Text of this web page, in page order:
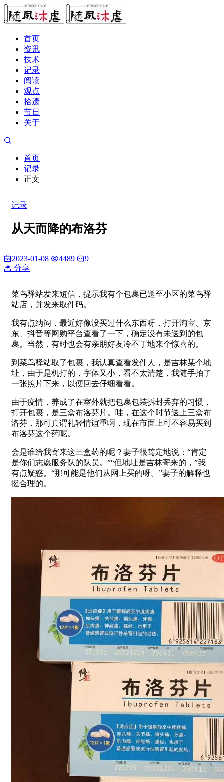
首页
资讯
技术
记录
阅读
观点
拾遗
节日
关于
首页
记录
正文
记录
从天而降的布洛芬
2023-01-08 4489
9
分享
菜鸟驿站发来短信，提示我有个包裹已送至小区的菜鸟驿
站店，并发来取件码。
我有点纳闷，最近好像没买过什么东西呀，打开淘宝、京
东、抖音等网购平台查看了一下，确定没有未送到的包
裹。当然，有时也会有亲朋好友冷不丁地来个惊喜的。
到菜鸟驿站取了包裹，我认真查看发件人，是吉林某个地
址，由于是机打的，字体又小，看不太清楚，我随手拍了
一张照片下来，以便回去仔细看看。
由于疫情，养成了在室外就把包裹包装拆封丢弃的习惯，
打开包裹，是三盒布洛芬片。哇，在这个时节送上三盒布
洛芬，那可真谓礼轻情谊重啊，现在市面上可不容易买到
布洛芬这个药呢。
会是谁给我寄来这三盒药的呢？妻子很笃定地说：“肯定
是你们志愿服务队的队员。”“但地址是吉林寄来的，”我
有点疑惑。“那可能是他们从网上买的呀。”妻子的解释也
挺合理的。